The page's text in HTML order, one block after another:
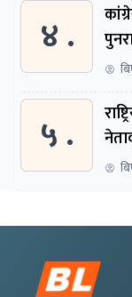
४ .
५ .